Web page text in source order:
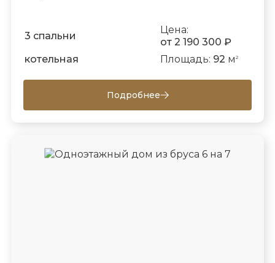
3 спальни
Цена:
от 2 190 300 ₽
котельная
Площадь: 92 м 2
Подробнее